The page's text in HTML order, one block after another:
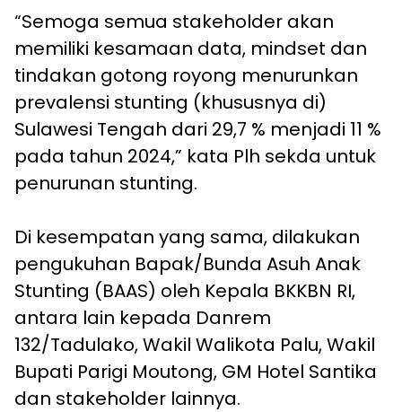
“Semoga semua stakeholder akan
memiliki kesamaan data, mindset dan
tindakan gotong royong menurunkan
prevalensi stunting (khususnya di)
Sulawesi Tengah dari 29,7 % menjadi 11 %
pada tahun 2024,” kata Plh sekda untuk
penurunan stunting.
Di kesempatan yang sama, dilakukan
pengukuhan Bapak/Bunda Asuh Anak
Stunting (BAAS) oleh Kepala BKKBN RI,
antara lain kepada Danrem
132/Tadulako, Wakil Walikota Palu, Wakil
Bupati Parigi Moutong, GM Hotel Santika
dan stakeholder lainnya.